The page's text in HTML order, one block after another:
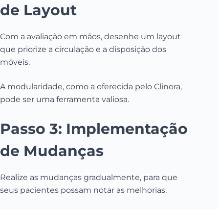
de Layout
Com a avaliação em mãos, desenhe um layout
que priorize a circulação e a disposição dos
móveis.
A modularidade, como a oferecida pelo Clinora,
pode ser uma ferramenta valiosa.
Passo 3: Implementação
de Mudanças
Realize as mudanças gradualmente, para que
seus pacientes possam notar as melhorias.